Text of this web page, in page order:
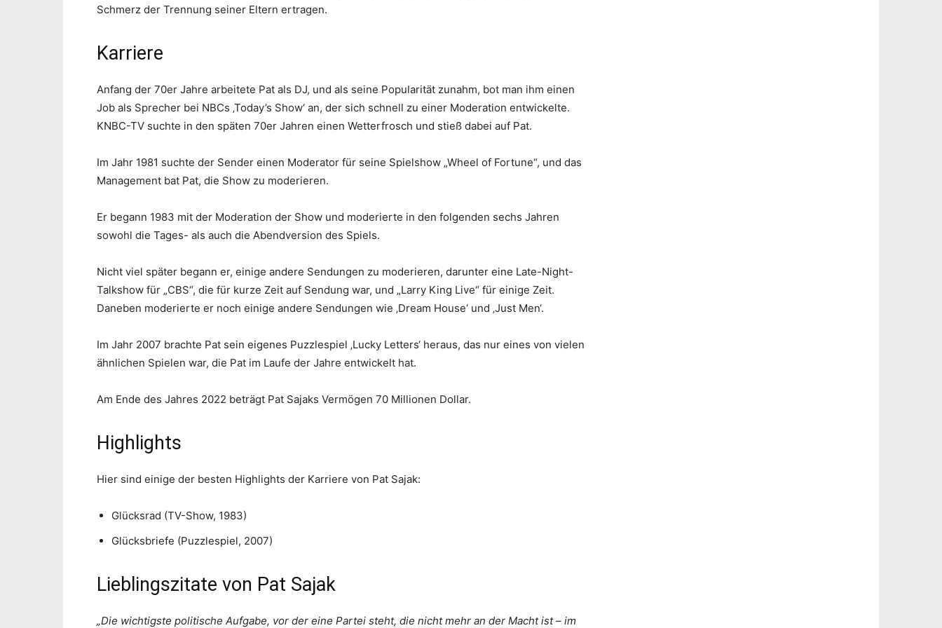
Schmerz der Trennung seiner Eltern ertragen.
Karriere
Anfang der 70er Jahre arbeitete Pat als DJ, und als seine Popularität zunahm, bot man ihm einen
Job als Sprecher bei NBCs ‚Today’s Show‘ an, der sich schnell zu einer Moderation entwickelte.
KNBC-TV suchte in den späten 70er Jahren einen Wetterfrosch und stieß dabei auf Pat.
Im Jahr 1981 suchte der Sender einen Moderator für seine Spielshow „Wheel of Fortune“, und das
Management bat Pat, die Show zu moderieren.
Er begann 1983 mit der Moderation der Show und moderierte in den folgenden sechs Jahren
sowohl die Tages- als auch die Abendversion des Spiels.
Nicht viel später begann er, einige andere Sendungen zu moderieren, darunter eine Late-Night-
Talkshow für „CBS“, die für kurze Zeit auf Sendung war, und „Larry King Live“ für einige Zeit.
Daneben moderierte er noch einige andere Sendungen wie ‚Dream House‘ und ‚Just Men‘.
Im Jahr 2007 brachte Pat sein eigenes Puzzlespiel ‚Lucky Letters‘ heraus, das nur eines von vielen
ähnlichen Spielen war, die Pat im Laufe der Jahre entwickelt hat.
Am Ende des Jahres 2022 beträgt Pat Sajaks Vermögen 70 Millionen Dollar.
Highlights
Hier sind einige der besten Highlights der Karriere von Pat Sajak:
Glücksrad (TV-Show, 1983)
Glücksbriefe (Puzzlespiel, 2007)
Lieblingszitate von Pat Sajak
„Die wichtigste politische Aufgabe, vor der eine Partei steht, die nicht mehr an der Macht ist – im